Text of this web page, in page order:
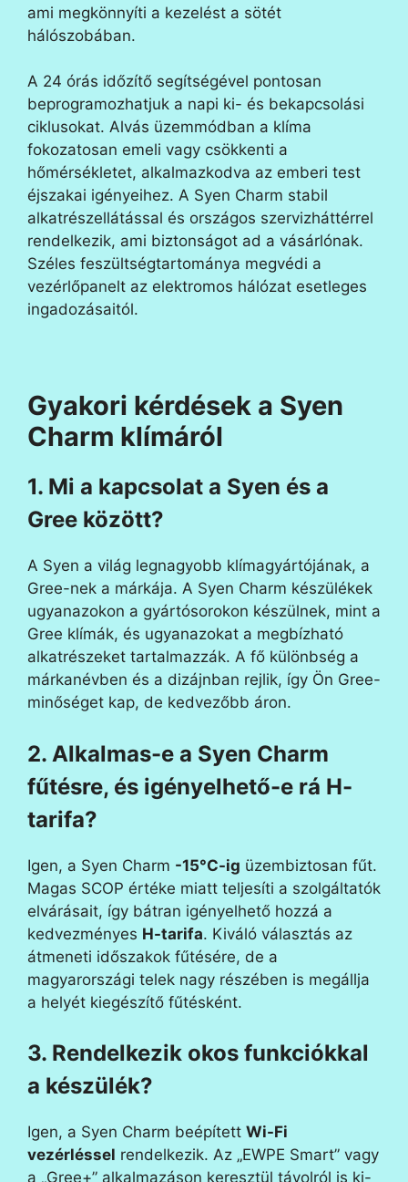
ami megkönnyíti a kezelést a sötét
hálószobában.
A 24 órás időzítő segítségével pontosan
beprogramozhatjuk a napi ki- és bekapcsolási
ciklusokat. Alvás üzemmódban a klíma
fokozatosan emeli vagy csökkenti a
hőmérsékletet, alkalmazkodva az emberi test
éjszakai igényeihez. A Syen Charm stabil
alkatrészellátással és országos szervizháttérrel
rendelkezik, ami biztonságot ad a vásárlónak.
Széles feszültségtartománya megvédi a
vezérlőpanelt az elektromos hálózat esetleges
ingadozásaitól.
Gyakori kérdések a Syen
Charm klímáról
1. Mi a kapcsolat a Syen és a
Gree között?
A Syen a világ legnagyobb klímagyártójának, a
Gree-nek a márkája. A Syen Charm készülékek
ugyanazokon a gyártósorokon készülnek, mint a
Gree klímák, és ugyanazokat a megbízható
alkatrészeket tartalmazzák. A fő különbség a
márkanévben és a dizájnban rejlik, így Ön Gree-
minőséget kap, de kedvezőbb áron.
2. Alkalmas-e a Syen Charm
fűtésre, és igényelhető-e rá H-
tarifa?
Igen, a Syen Charm -15°C-ig üzembiztosan fűt.
Magas SCOP értéke miatt teljesíti a szolgáltatók
elvárásait, így bátran igényelhető hozzá a
kedvezményes H-tarifa. Kiváló választás az
átmeneti időszakok fűtésére, de a
magyarországi telek nagy részében is megállja
a helyét kiegészítő fűtésként.
3. Rendelkezik okos funkciókkal
a készülék?
Igen, a Syen Charm beépített Wi-Fi
vezérléssel rendelkezik. Az „EWPE Smart” vagy
a „Gree+” alkalmazáson keresztül távolról is ki-